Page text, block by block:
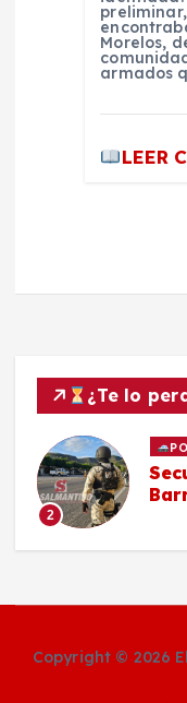
Morelos,
armados
LEER
¿Te lo
2
Copyright © 2026